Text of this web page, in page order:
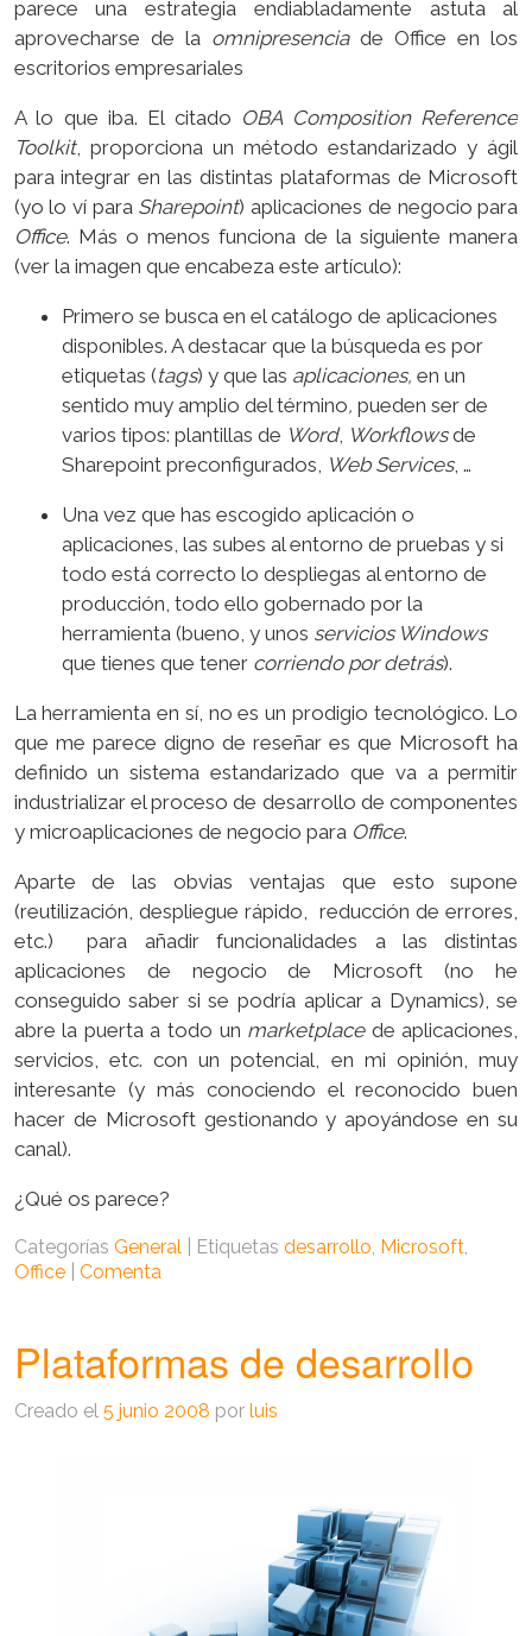
parece una estrategia endiabladamente astuta al
aprovecharse de la omnipresenciade Office en los
escritorios empresariales
A lo que iba. El citado OBA Composition Reference
Toolkit, proporciona un método estandarizado y ágil
para integrar en las distintas plataformas de Microsoft
(yo lo ví para Sharepoint) aplicaciones de negocio para
Office. Más o menos funciona de la siguiente manera
(ver la imagen que encabeza este artículo):
Primero se busca en el catálogo de aplicaciones
disponibles. A destacar que la búsqueda es por
etiquetas (tags) y que las aplicaciones, en un
sentido muy amplio del término, pueden ser de
varios tipos: plantillas de Word, Workflowsde
Sharepoint preconfigurados, Web Services, …
Una vez que has escogido aplicación o
aplicaciones, las subes al entorno de pruebas y si
todo está correcto lo despliegas al entorno de
producción, todo ello gobernado por la
herramienta (bueno, y unos servicios Windows
que tienes que tener corriendo por detrás).
La herramienta en sí, no es un prodigio tecnológico. Lo
que me parece digno de reseñar es que Microsoft ha
definido un sistema estandarizado que va a permitir
industrializar el proceso de desarrollo de componentes
y microaplicaciones de negocio para Office.
Aparte de las obvias ventajas que esto supone
(reutilización, despliegue rápido, reducción de errores,
etc.) para añadir funcionalidades a las distintas
aplicaciones de negocio de Microsoft (no he
conseguido saber si se podría aplicar a Dynamics), se
abre la puerta a todo un marketplace de aplicaciones,
servicios, etc. con un potencial, en mi opinión, muy
interesante (y más conociendo el reconocido buen
hacer de Microsoft gestionando y apoyándose en su
canal).
¿Qué os parece?
Categorías General Etiquetas desarrollo, Microsoft,
Office
Comenta
Plataformas de desarrollo
Creado el 5 junio 2008 por luis